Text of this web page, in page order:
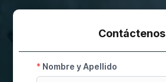
Contáctenos